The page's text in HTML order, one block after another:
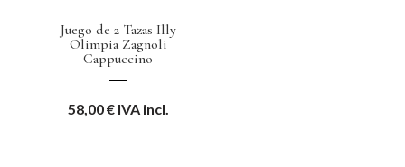
Juego de 2 Tazas Illy
Olimpia Zagnoli
Cappuccino
58,00€ IVA incl.